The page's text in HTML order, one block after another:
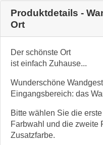
Produktdetails -
Ort
Der schönste Ort
ist einfach Zuhause...
Wunderschöne
Eingangsbereich: das
Bitte wählen Sie die
Farbwahl und die zweite
Zusatzfarbe.